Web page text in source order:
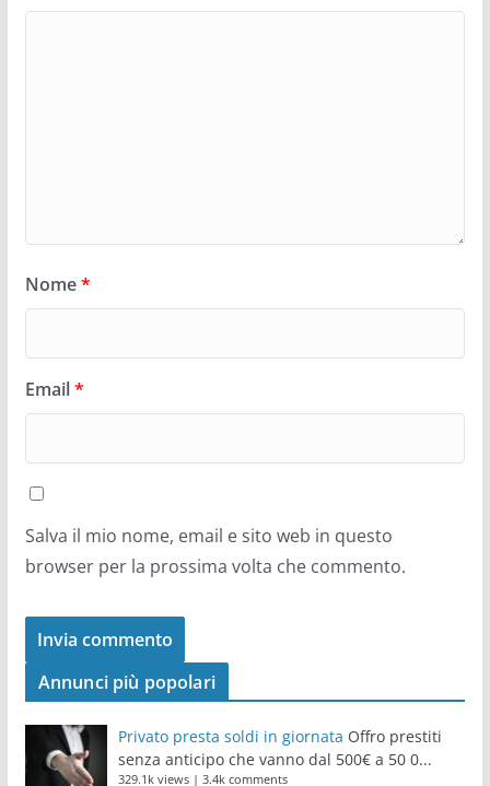
Nome*
Email*
Salva il mio nome, email e sito web in questo
browser per la prossima volta che commento.
Annunci più popolari
Privato presta soldi in giornata Offro prestiti
senza anticipo che vanno dal 500€ a 50 0...
329.1k views| 3.4k comments